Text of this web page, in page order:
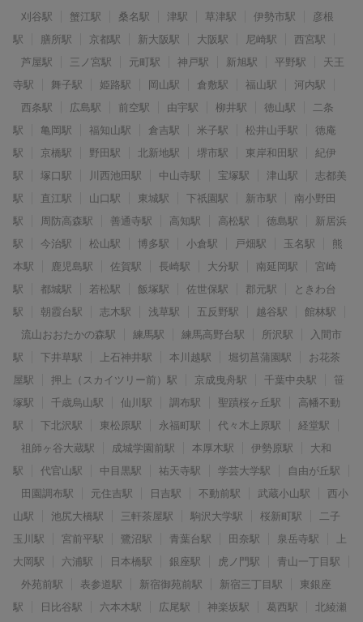
刈谷駅 蟹江駅 桑名駅 津駅 草津駅 伊勢市駅
彦根
駅
膳所駅 京都駅 新大阪駅 大阪駅 尼崎駅
西宮駅
芦屋駅
三ノ宮駅 元町駅 神戸駅 新旭駅 平野駅
天王
寺駅
舞子駅 姫路駅 岡山駅 倉敷駅 福山駅
河内駅
西条駅
広島駅 前空駅 由宇駅 柳井駅 徳山駅
二条
駅
亀岡駅 福知山駅 倉吉駅 米子駅 松井山手駅
徳庵
駅
京橋駅 野田駅 北新地駅 堺市駅 東岸和田駅
紀伊
駅
塚口駅 川西池田駅 中山寺駅 宝塚駅 津山駅
志都美
駅
直江駅 山口駅 東城駅 下祇園駅 新市駅
南小野田
駅
周防高森駅 善通寺駅 高知駅 高松駅 徳島駅
新居浜
駅
今治駅 松山駅 博多駅 小倉駅 戸畑駅 玉名駅
熊
本駅
鹿児島駅 佐賀駅 長崎駅 大分駅 南延岡駅
宮崎
駅
都城駅 若松駅 飯塚駅 佐世保駅 郡元駅
ときわ台
駅
朝霞台駅 志木駅 浅草駅 五反野駅 越谷駅
館林駅
流山おおたかの森駅
練馬駅 練馬高野台駅 所沢駅
入間市
駅
下井草駅 上石神井駅 本川越駅 堀切菖蒲園駅
お花茶
屋駅
押上（スカイツリー前）駅 京成曳舟駅 千葉中央駅
笹
塚駅
千歳烏山駅 仙川駅 調布駅 聖蹟桜ヶ丘駅
高幡不動
駅
下北沢駅 東松原駅 永福町駅 代々木上原駅
経堂駅
祖師ヶ谷大蔵駅
成城学園前駅 本厚木駅 伊勢原駅
大和
駅
代官山駅 中目黒駅 祐天寺駅 学芸大学駅
自由が丘駅
田園調布駅
元住吉駅 日吉駅 不動前駅 武蔵小山駅
西小
山駅
池尻大橋駅 三軒茶屋駅 駒沢大学駅 桜新町駅
二子
玉川駅
宮前平駅 鷺沼駅 青葉台駅 田奈駅 泉岳寺駅
上
大岡駅
六浦駅 日本橋駅 銀座駅 虎ノ門駅
青山一丁目駅
外苑前駅
表参道駅 新宿御苑前駅 新宿三丁目駅
東銀座
駅
日比谷駅 六本木駅 広尾駅 神楽坂駅 葛西駅
北綾瀬